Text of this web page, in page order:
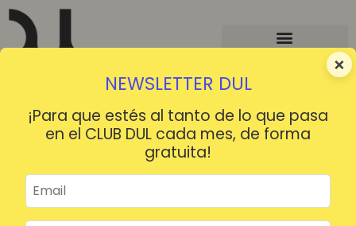
×
NEWSLETTER DUL
¡Para que estés al tanto de lo que pasa
en el CLUB DUL cada mes, de forma
gratuita!